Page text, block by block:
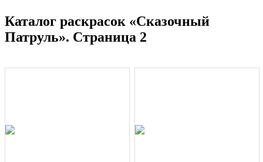
Каталог раскрасок «Сказочный
Патруль». Страница 2